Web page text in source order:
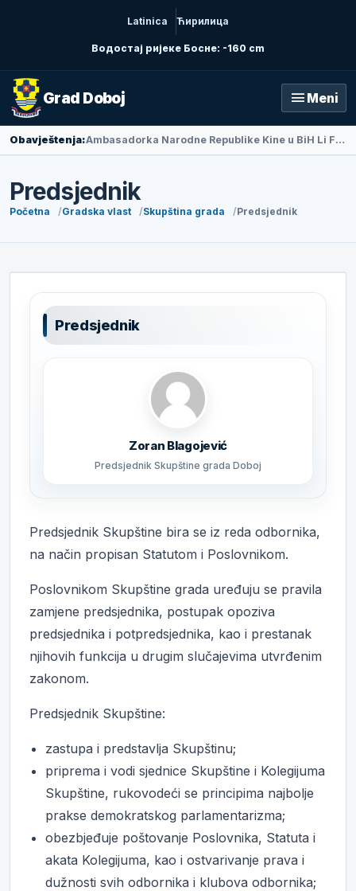
Latinica Ћирилица
Водостај ријеке Босне: -160 cm
Grad Doboj menu Meni
Obavještenja: Ambasadorka Narodne Republike Kine u BiH Li Fan posjetila Doboj
Predsjednik
Početna Gradska vlast Skupština grada Predsjednik
Predsjednik
Zoran Blagojević
Predsjednik Skupštine grada Doboj
Predsjednik Skupštine bira se iz reda odbornika,
na način propisan Statutom i Poslovnikom.
Poslovnikom Skupštine grada uređuju se pravila
zamjene predsjednika, postupak opoziva
predsjednika i potpredsjednika, kao i prestanak
njihovih funkcija u drugim slučajevima utvrđenim
zakonom.
Predsjednik Skupštine:
zastupa i predstavlja Skupštinu;
priprema i vodi sjednice Skupštine i Kolegijuma
Skupštine, rukovodeći se principima najbolje
prakse demokratskog parlamentarizma;
obezbjeđuje poštovanje Poslovnika, Statuta i
akata Kolegijuma, kao i ostvarivanje prava i
dužnosti svih odbornika i klubova odbornika;